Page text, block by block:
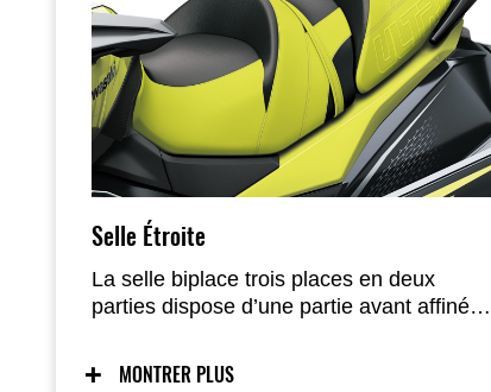
Selle Étroite
La selle biplace trois places en deux
parties dispose d’une partie avant affinée
la navigation debout.
MONTRER PLUS